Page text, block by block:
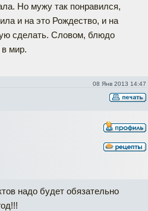
Но мужу так понравился,
и на это Рождество, и на
сделать. Словом, блюдо
в мир.
08 Янв 2013 14:47
надо будет обязательно